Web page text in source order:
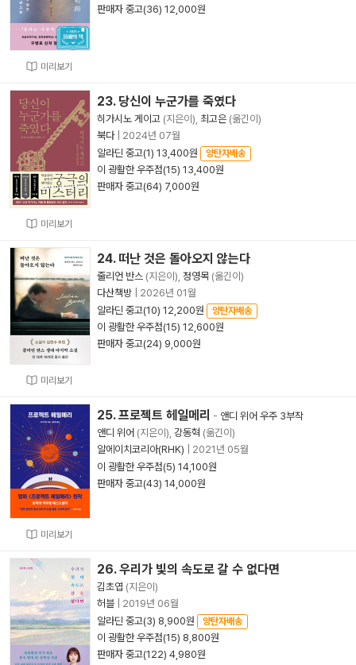
미리보기
판매자 중고(36) 12,000원
미리보기
23. 당신이 누군가를 죽였다
히가시노 게이고 (지은이), 최고은 (옮긴이)
북다| 2024년 07월
알라딘 중고(1) 13,400원
양탄자배송
이 광활한 우주점(15) 13,400원
판매자 중고(64) 7,000원
미리보기
24. 떠난 것은 돌아오지 않는다
줄리언 반스 (지은이), 정영목 (옮긴이)
다산책방
2026년 01월
알라딘 중고(10) 12,200원
양탄자배송
이 광활한 우주점(15) 12,600원
판매자 중고(24) 9,000원
미리보기
25. 프로젝트 헤일메리 - 앤디 위어 우주 3부작
앤디 위어 (지은이), 강동혁 (옮긴이)
알에이치코리아(RHK)
2021년 05월
이 광활한 우주점(5) 14,100원
판매자 중고(43) 14,000원
26. 우리가 빛의 속도로 갈 수 없다면
김초엽 (지은이)
허블
2019년 06월
알라딘 중고(3) 8,900원
양탄자배송
이 광활한 우주점(15) 8,800원
판매자 중고(122) 4,980원